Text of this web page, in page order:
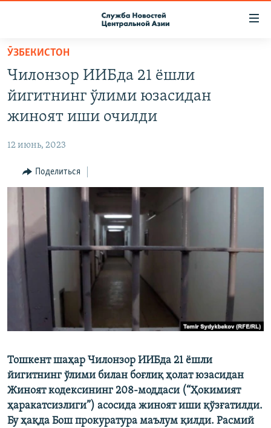
Вернуться
основному
содержанию
главной
Вернутся
поиску
НАСТОЯЩЕЕ ВРЕМЯ
МИГРАНТ МЕДИА
ӮЗБЕКИСТОН
Чилонзор ИИБда 21 ёшли
йигитнинг ўлими юзасидан
жиноят иши очилди
12 июнь, 2023
Поделиться
Тошкент шаҳар Чилонзор ИИБда 21 ёшли
йигитнинг ўлими билан боғлиқ ҳолат юзасидан
Жиноят кодексининг 208-моддаси (“Ҳокимият
ҳаракатсизлиги”) асосида жиноят иши қўзғатилди.
Бу ҳақда Бош прокуратура маълум қилди. Расмий